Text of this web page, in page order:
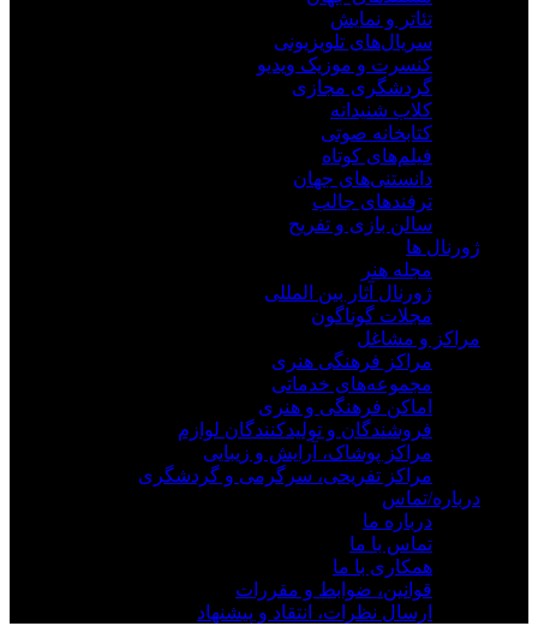
تئاتر و نمایش
سریال‌های تلویزیونی
کنسرت و موزیک ویدیو
گردشگری مجازی
کلاب شنیدانه
کتابخانه صوتی
فیلم‌های کوتاه
دانستنی‌های جهان
ترفندهای جالب
سالن بازی و تفریح
ژورنال ها
مجله هنر
ژورنال آثار بین المللی
مجلات گوناگون
مراکز و مشاغل
مراکز فرهنگی هنری
مجموعه‌های خدماتی
اماکن فرهنگی و هنری
فروشندگان و تولیدکنندگان لوازم
مراکز پوشاک، آرایش و زیبایی
مراکز تفریحی، سرگرمی و گردشگری
درباره/تماس
درباره ما
تماس با ما
همکاری با ما
قوانین، ضوابط و مقررات
ارسال نظرات، انتقاد و پیشنهاد